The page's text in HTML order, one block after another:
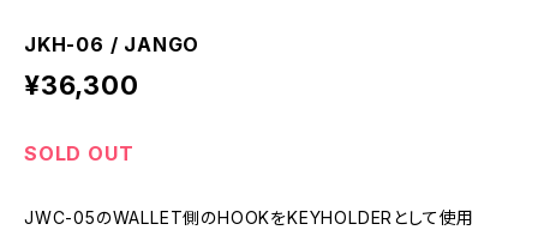
JKH-06 / JANGO
¥36,300
SOLD OUT
JWC-05のWALLET側のHOOKをKEYHOLDERとして使用